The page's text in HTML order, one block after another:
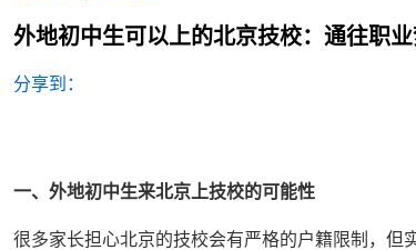
外地初中生可以上的北京技校：通往职
分享到：
一、外地初中生来北京上技校的可能性
很多家长担心北京的技校会有严格的户籍限制，但